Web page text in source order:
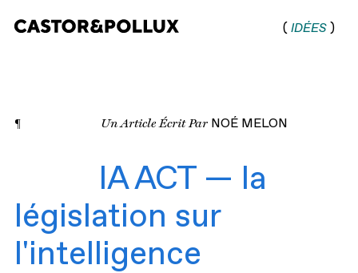
Castor & Pollux |
digitale
(IDÉES )
¶ Un Article Écrit Par NOÉ MELON
IA ACT — la
législation sur
l'intelligence